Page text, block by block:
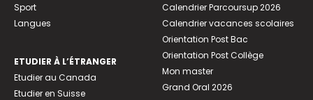
Sport
Langues
ETUDIER À L’ÉTRANGER
Etudier au Canada
Etudier en Suisse
Calendrier Parcoursup 2026
Calendrier vacances scolaires
Orientation Post Bac
Orientation Post Collège
Mon master
Grand Oral 2026